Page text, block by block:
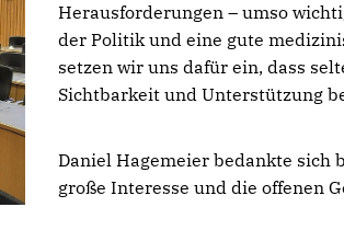
Herausforderungen – umso
der Politik und eine gute
setzen wir uns dafür ein, dass
Sichtbarkeit und Unterstützung
Daniel Hagemeier bedankte sich
große Interesse und die offenen